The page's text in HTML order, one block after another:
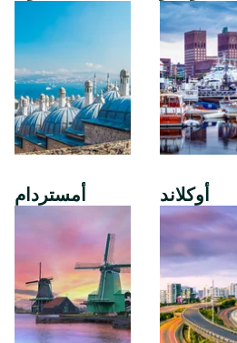
أمستردام أوكلاند